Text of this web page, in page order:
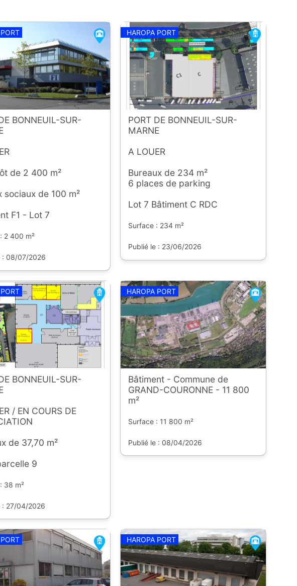
BONNEUIL-SUR-
de 2 400 m²
sociaux de 100 m²
F1 - Lot 7
2 400 m²
: 08/07/2026
HAROPA PORT
PORT DE BONNEUIL-SUR-
MARNE
A LOUER
Bureaux de 234 m²
6 places de parking
Lot 7 Bâtiment C RDC
Surface : 234 m²
Publié le : 23/06/2026
BONNEUIL-SUR-
/ EN COURS DE
de 37,70 m²
9
38 m²
: 27/04/2026
HAROPA PORT
Bâtiment - Commune de
GRAND-COURONNE - 11 800
m²
Surface : 11 800 m²
Publié le : 08/04/2026
HAROPA PORT